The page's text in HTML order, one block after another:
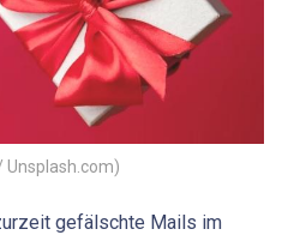
Unsplash.com)
gefälschte Mails im